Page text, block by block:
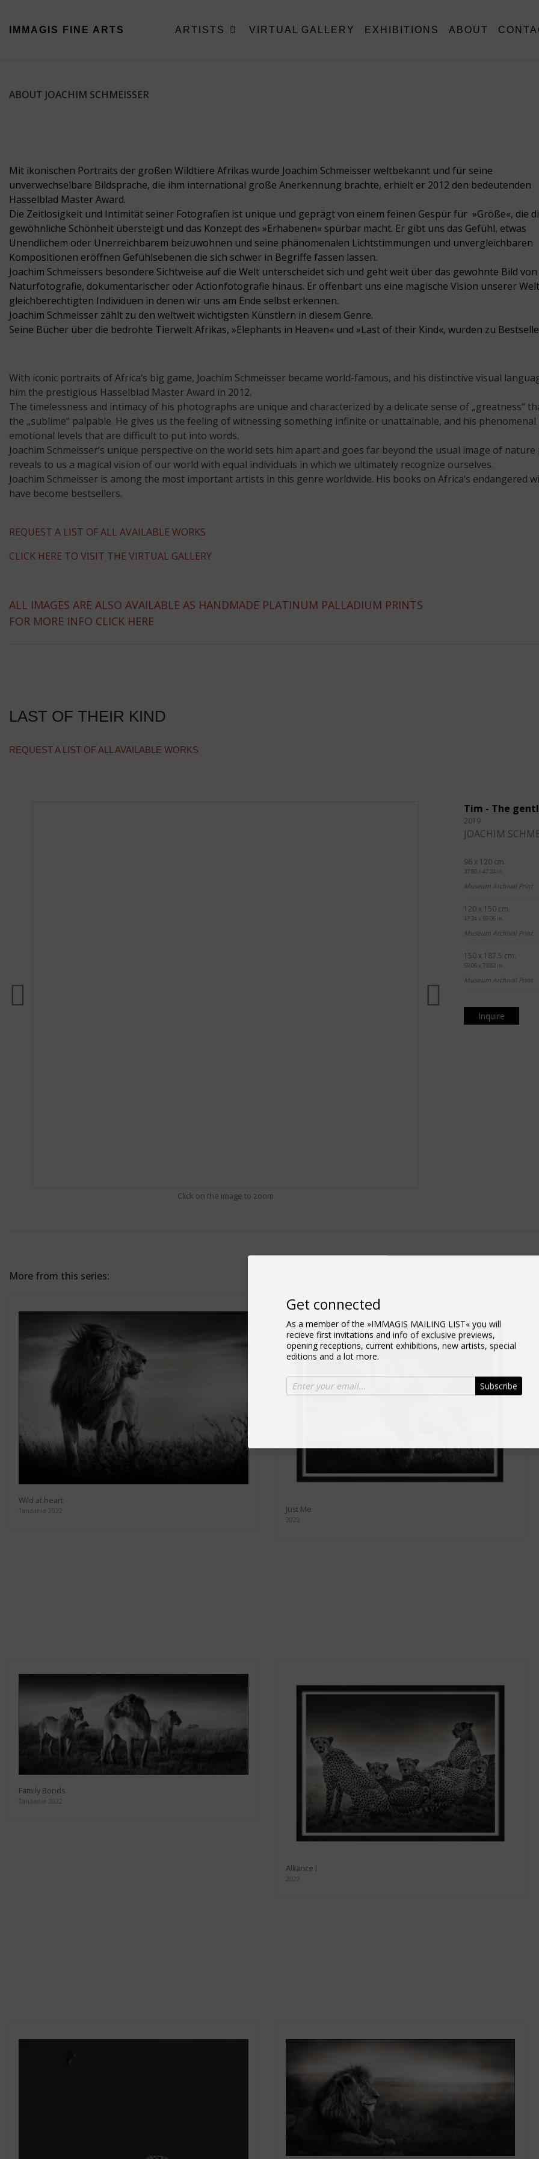
IMMAGIS FINE ARTS ARTISTS VIRTUAL GALLERY EXHIBITIONS ABOUT
ABOUT JOACHIM SCHMEISSER
Mit ikonischen Portraits der großen Wildtiere Afrikas wurde Joachim Schmeisser weltbekannt und für seine
unverwechselbare Bildsprache, die ihm international große Anerkennung brachte, erhielt er 2012 den bedeutenden
Hasselblad Master Award.
Die Zeitlosigkeit und Intimität seiner Fotografien ist unique und geprägt von einem feinen Gespür für »Größe«, die
gewöhnliche Schönheit übersteigt und das Konzept des »Erhabenen« spürbar macht. Er gibt uns das Gefühl, etwas
Unendlichem oder Unerreichbarem beizuwohnen und seine phänomenalen Lichtstimmungen und unvergleichbaren
Kompositionen eröffnen Gefühlsebenen die sich schwer in Begriffe fassen lassen.
Joachim Schmeissers besondere Sichtweise auf die Welt unterscheidet sich und geht weit über das gewohnte Bild von
Naturfotografie, dokumentarischer oder Actionfotografie hinaus. Er offenbart uns eine magische Vision unserer
gleichberechtigten Individuen in denen wir uns am Ende selbst erkennen.
Joachim Schmeisser zählt zu den weltweit wichtigsten Künstlern in diesem Genre.
Seine Bücher über die bedrohte Tierwelt Afrikas, »Elephants in Heaven« und »Last of their Kind«, wurden zu
With iconic portraits of Africa‘s big game, Joachim Schmeisser became world-famous, and his distinctive visual
him the prestigious Hasselblad Master Award in 2012.
The timelessness and intimacy of his photographs are unique and characterized by a delicate sense of „greatness“
the „sublime“ palpable. He gives us the feeling of witnessing something infinite or unattainable, and his
emotional levels that are difficult to put into words.
Joachim Schmeisser‘s unique perspective on the world sets him apart and goes far beyond the usual image of
reveals to us a magical vision of our world with equal individuals in which we ultimately recognize ourselves.
Joachim Schmeisser is among the most important artists in this genre worldwide. His books on Africa‘s endangered
have become bestsellers.
REQUEST A LIST OF ALL AVAILABLE WORKS
CLICK HERE TO VISIT THE VIRTUAL GALLERY
ALL IMAGES ARE ALSO AVAILABLE AS HANDMADE PLATINUM PALLADIUM PRINTS
FOR MORE INFO CLICK HERE
LAST OF THEIR KIND
REQUEST A LIST OF ALL AVAILABLE WORKS
Click on the image to zoom
Tim - The
2019
JOACHIM
96 x 120 cm.
37.80 x 47.24 in.
Museum Archival Print
120 x 150 cm.
47.24 x 59.06 in.
Museum Archival Print
150 x 187.5 cm.
59.06 x 73.82 in.
Museum Archival Print
Inquire
More from this series:
Wild at heart
Tanzania 2022 Just Me
2022
Family Bonds
Tanzania 2022
Alliance I
2022
Get connected
As a member of the »IMMAGIS MAILING LIST« you will
recieve first invitations and info of exclusive previews,
opening receptions, current exhibitions, new artists, special
editions and a lot more.
Subscribe